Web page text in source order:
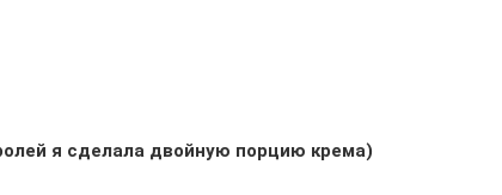
я сделала двойную порцию крема)